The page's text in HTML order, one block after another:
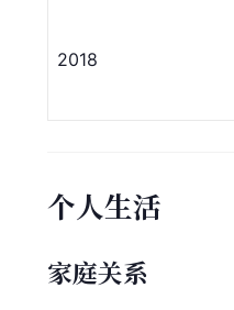
2018
个人生活
家庭关系